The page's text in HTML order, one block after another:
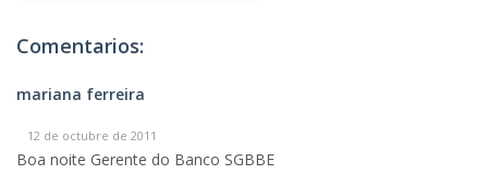
Comentarios:
mariana ferreira
12 de octubre de 2011
Boa noite Gerente do Banco SGBBE